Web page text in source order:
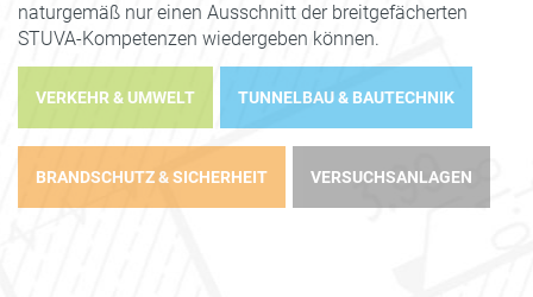
naturgemäß nur einen Ausschnitt der breitgefächerten
STUVA-Kompetenzen wiedergeben können.
VERKEHR & UMWELT TUNNELBAU & BAUTECHNIK
BRANDSCHUTZ & SICHERHEIT VERSUCHSANLAGEN